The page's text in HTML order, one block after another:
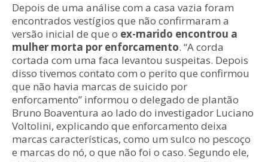
Depois de uma análise com a casa vazia foram
encontrados vestígios que não confirmaram a
versão inicial de que o ex-marido encontrou a
mulher morta por enforcamento. “A corda
cortada com uma faca levantou suspeitas. Depois
disso tivemos contato com o perito que confirmou
que não havia marcas de suicido por
enforcamento” informou o delegado de plantão
Bruno Boaventura ao lado do investigador Luciano
Voltolini, explicando que enforcamento deixa
marcas características, como um sulco no pescoço
e marcas do nó, o que não foi o caso. Segundo ele,